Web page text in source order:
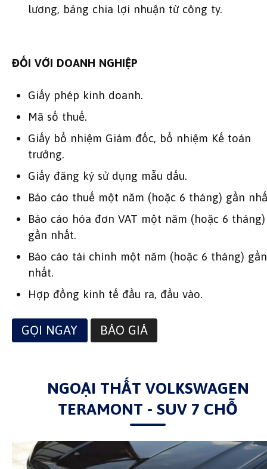
lương, bảng chia lợi nhuận từ công ty.
ĐỐI VỚI DOANH NGHIỆP
Giấy phép kinh doanh.
Mã số thuế.
Giấy bổ nhiệm Giám đốc, bổ nhiệm Kế toán
trưởng.
Giấy đăng ký sử dụng mẫu dấu.
Báo cáo thuế một năm (hoặc 6 tháng) gần
Báo cáo hóa đơn VAT một năm (hoặc 6 tháng)
gần nhất.
Báo cáo tài chính một năm (hoặc 6 tháng) gần
nhất.
Hợp đồng kinh tế đầu ra, đầu vào.
GỌI NGAY BÁO GIÁ
NGOẠI THẤT VOLKSWAGEN
TERAMONT - SUV 7 CHỖ